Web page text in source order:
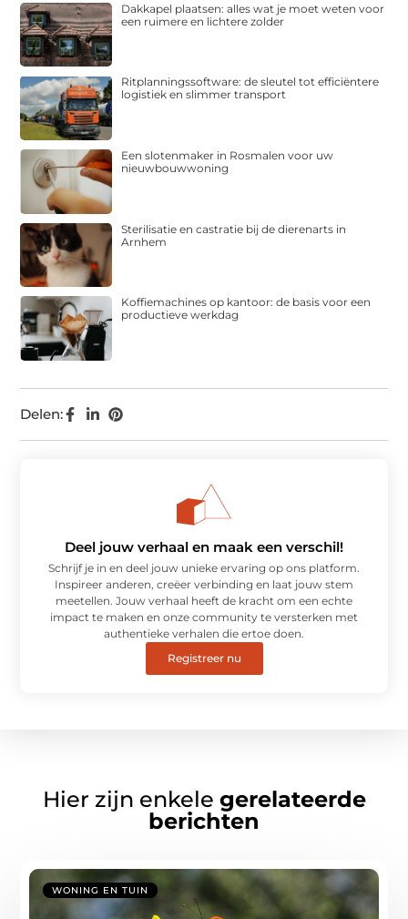
Delen:
Dakkapel plaatsen: alles wat je moet weten voor
een ruimere en lichtere zolder
Ritplanningssoftware: de sleutel tot efficiëntere
logistiek en slimmer transport
Een slotenmaker in Rosmalen voor uw
nieuwbouwwoning
Sterilisatie en castratie bij de dierenarts in
Arnhem
Koffiemachines op kantoor: de basis voor een
productieve werkdag
Deel jouw verhaal en maak een verschil!
Schrijf je in en deel jouw unieke ervaring op ons platform.
Inspireer anderen, creëer verbinding en laat jouw stem
meetellen. Jouw verhaal heeft de kracht om een echte
impact te maken en onze community te versterken met
authentieke verhalen die ertoe doen.
Registreer nu
Hier zijn enkele gerelateerde
berichten
WONING EN TUIN